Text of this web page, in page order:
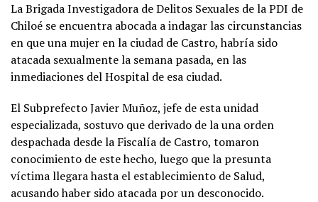
La Brigada Investigadora de Delitos Sexuales de la PDI de
Chiloé se encuentra abocada a indagar las circunstancias
en que una mujer en la ciudad de Castro, habría sido
atacada sexualmente la semana pasada, en las
inmediaciones del Hospital de esa ciudad.
El Subprefecto Javier Muñoz, jefe de esta unidad
especializada, sostuvo que derivado de la una orden
despachada desde la Fiscalía de Castro, tomaron
conocimiento de este hecho, luego que la presunta
víctima llegara hasta el establecimiento de Salud,
acusando haber sido atacada por un desconocido.